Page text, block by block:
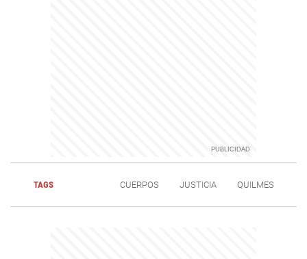
TAGS CUERPOS JUSTICIA QUILMES